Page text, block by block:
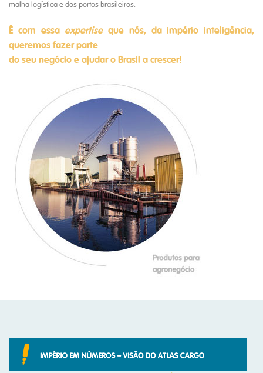
malha logística e dos portos brasileiros.
É com essa expertiseque nós, da império inteligência,
queremos fazer parte
do seu negócio e ajudar o Brasil a crescer!